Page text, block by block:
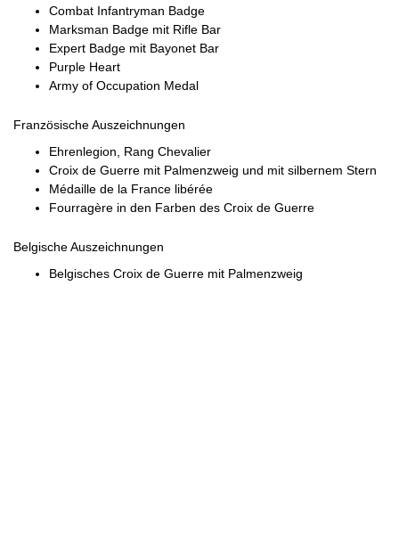
Combat Infantryman Badge
Marksman Badge mit Rifle Bar
Expert Badge mit Bayonet Bar
Purple Heart
Army of Occupation Medal
Französische Auszeichnungen
Ehrenlegion, Rang Chevalier
Croix de Guerre mit Palmenzweig und mit silbernem Stern
Médaille de la France libérée
Fourragère in den Farben des Croix de Guerre
Belgische Auszeichnungen
Belgisches Croix de Guerre mit Palmenzweig